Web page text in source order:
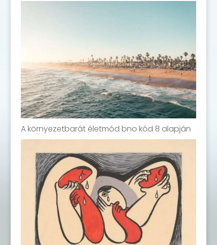
A környezetbarát életmód bno kód 8 alapján